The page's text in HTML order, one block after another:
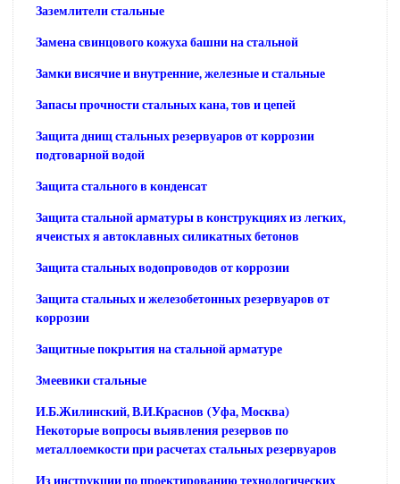
Заземлители стальные
Замена свинцового кожуха башни на стальной
Замки висячие и внутренние, железные и стальные
Запасы прочности стальных кана, тов и цепей
Защита днищ стальных резервуаров от коррозии
подтоварной водой
Защита стального в конденсат
Защита стальной арматуры в конструкциях из легких,
ячеистых я автоклавных силикатных бетонов
Защита стальных водопроводов от коррозии
Защита стальных и железобетонных резервуаров от
коррозии
Защитные покрытия на стальной арматуре
Змеевики стальные
И.Б.Жилинский, В.И.Краснов (Уфа, Москва)
Некоторые вопросы выявления резервов по
металлоемкости при расчетах стальных резервуаров
Из инструкции по проектированию технологических